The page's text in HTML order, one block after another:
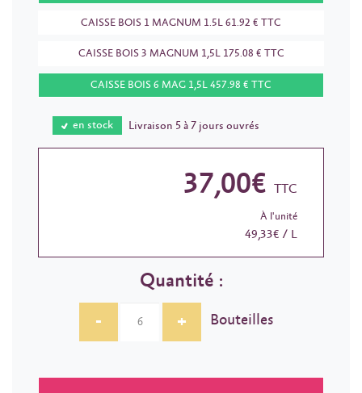
CAISSE BOIS 1 MAGNUM 1.5L 61.92 € TTC
CAISSE BOIS 3 MAGNUM 1,5L 175.08 € TTC
CAISSE BOIS 6 MAG 1,5L 457.98 € TTC
en stock Livraison 5 à 7 jours ouvrés
37,00€ TTC
À l'unité
49,33€ / L
Quantité :
-
+ Bouteilles